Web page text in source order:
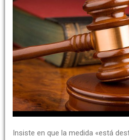
Insiste en que la medida «está